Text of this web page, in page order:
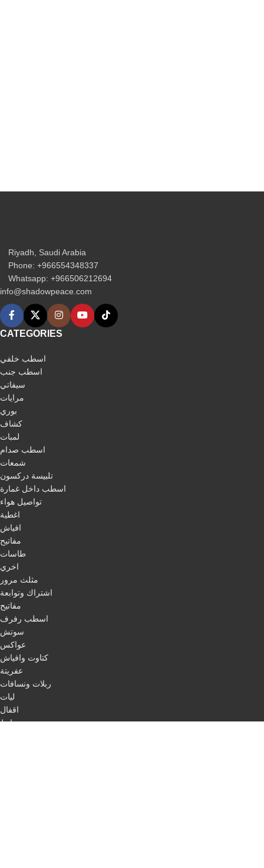
Riyadh, Saudi Arabia
Phone: +966554348337
Whatsapp: +966506212694‬
info@shadowpeace.com
CATEGORIES
اسطب خلفي
اسطب جنب
سيفاتي
مرايات
بوري
كشاف
لمبات
اسطب صدام
شمعات
تلبيسة دركسون
اسطب داخل غمارة
تواصيل هواء
اغطية
افياش
مفاتيح
طاسات
اخري
مثلث مرور
اشتراك وتوابعة
مفاتيح
اسطب رفرف
سوتش
عواكس
كتاوت وافياش
عفريتة
ربلات ونسافات
ليات
اقفال
مرابط